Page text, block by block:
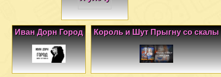
Король и Шут Прыгну со скалы
Иван Дорн Город